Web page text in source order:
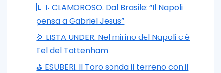
🇧🇷CLAMOROSO. Dal Brasile: “Il Napoli
pensa a Gabriel Jesus”
💢 LISTA UNDER. Nel mirino del Napoli c’è
Tel del Tottenham
⛳ ESUBERI. Il Toro sonda il terreno con il